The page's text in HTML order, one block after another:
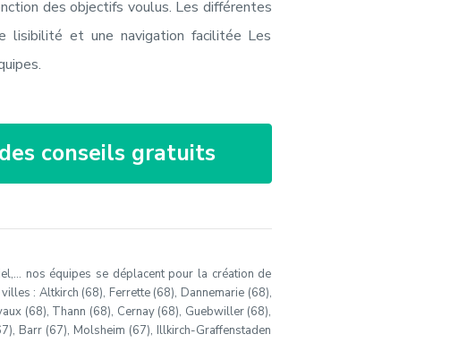
des objectifs voulus. Les différentes
lisibilité et une navigation facilitée Les
conseils gratuits
nos équipes se déplacent pour la création de
: Altkirch (68), Ferrette (68), Dannemarie (68),
(68), Thann (68), Cernay (68), Guebwiller (68),
Barr (67), Molsheim (67), Illkirch-Graffenstaden